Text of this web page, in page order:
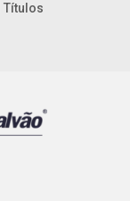
Títulos